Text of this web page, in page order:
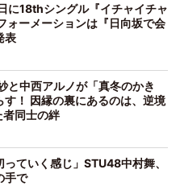
に18thシングル『イチャイチャ
ォーメーションは『日向坂で会
表
と中西アルノが「真冬のかき
す！ 因縁の裏にあるのは、逆境
者同士の絆
っていく感じ」STU48中村舞、
手で